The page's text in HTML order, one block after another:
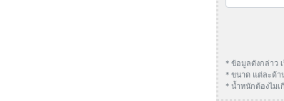
* ข้อมูลดังกล่าว
* ขนาด แต่ละด้า
* น้ำหนักต้องไม